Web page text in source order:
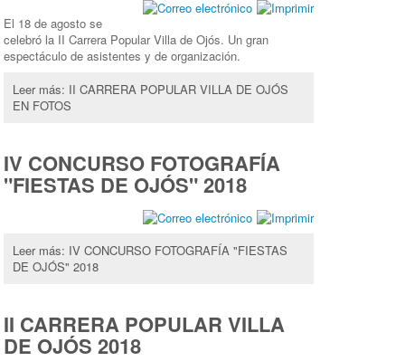
El 18 de agosto se
celebró la II Carrera Popular Villa de Ojós. Un gran
espectáculo de asistentes y de organización.
Leer más: II CARRERA POPULAR VILLA DE OJÓS
EN FOTOS
IV CONCURSO FOTOGRAFÍA
"FIESTAS DE OJÓS" 2018
Leer más: IV CONCURSO FOTOGRAFÍA "FIESTAS
DE OJÓS" 2018
II CARRERA POPULAR VILLA
DE OJÓS 2018